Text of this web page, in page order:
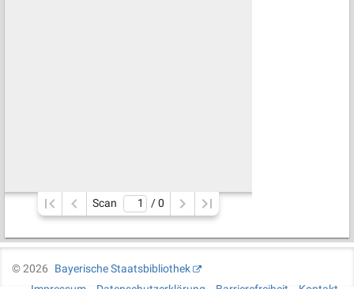
Scan / 0
©2026
Bayerische Staatsbibliothek